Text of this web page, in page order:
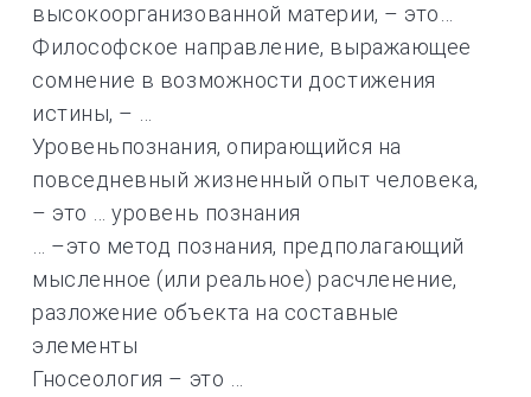
высокоорганизованной материи, – это…
Философское направление, выражающее
сомнение в возможности достижения
истины, – …
Уровеньпознания, опирающийся на
повседневный жизненный опыт человека,
– это … уровень познания
… –это метод познания, предполагающий
мысленное (или реальное) расчленение,
разложение объекта на составные
элементы
Гносеология – это …